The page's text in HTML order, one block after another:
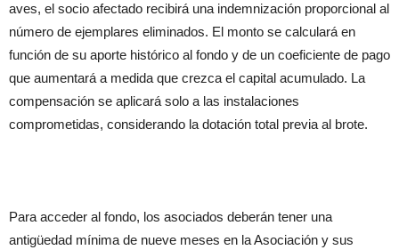
aves, el socio afectado recibirá una indemnización proporcional al
número de ejemplares eliminados. El monto se calculará en
función de su aporte histórico al fondo y de un coeficiente de pago
que aumentará a medida que crezca el capital acumulado. La
compensación se aplicará solo a las instalaciones
comprometidas, considerando la dotación total previa al brote.
Para acceder al fondo, los asociados deberán tener una
antigüedad mínima de nueve meses en la Asociación y sus